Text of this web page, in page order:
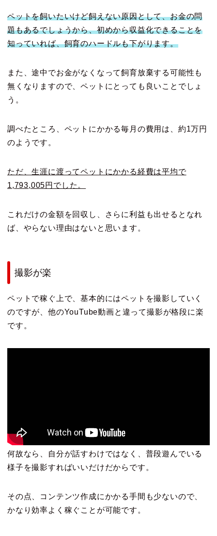
ペットを飼いたいけど飼えない原因として、お金の問
題もあるでしょうから、初めから収益化できることを
知っていれば、飼育のハードルも下がります。
また、途中でお金がなくなって飼育放棄する可能性も
無くなりますので、ペットにとっても良いことでしょ
う。
調べたところ、ペットにかかる毎月の費用は、約1万円
のようです。
ただ、生涯に渡ってペットにかかる経費は平均で
1,793,005円でした。
これだけの金額を回収し、さらに利益も出せるとなれ
ば、やらない理由はないと思います。
撮影が楽
ペットで稼ぐ上で、基本的にはペットを撮影していく
のですが、他のYouTube動画と違って撮影が格段に楽
です。
何故なら、自分が話すわけではなく、普段遊んでいる
様子を撮影すればいいだけだからです。
その点、コンテンツ作成にかかる手間も少ないので、
かなり効率よく稼ぐことが可能です。